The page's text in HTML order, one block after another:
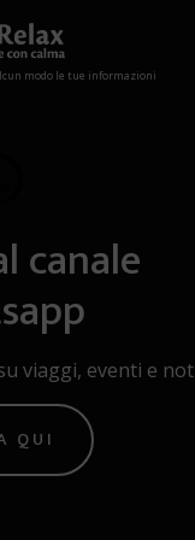
modo le tue informazioni
canale
viaggi, eventi e
QUI